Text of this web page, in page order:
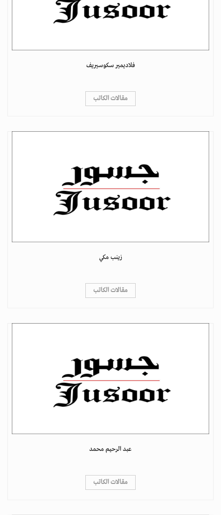
فلاديمير سكوسيريف
مقالات الكاتب
زينب مكي
مقالات الكاتب
عبد الرحيم محمد
مقالات الكاتب